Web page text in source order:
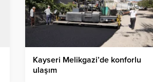
Kayseri Melikgazi’de konforlu
ulaşım